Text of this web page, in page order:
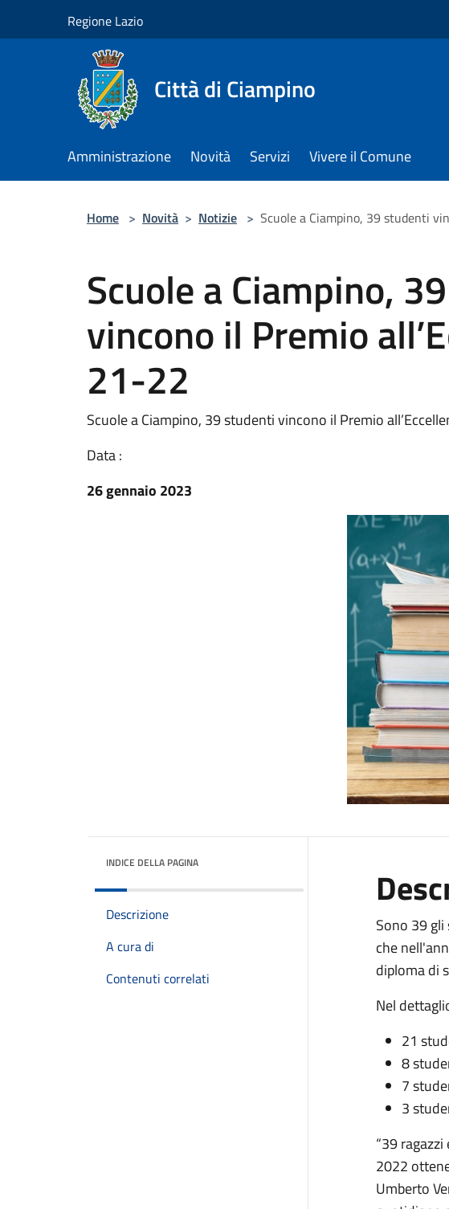
Regione Lazio
Città di Ciampino
Amministrazione Novità Servizi Vivere il Comune
Home > Novità > Notizie > Scuole a Ciampino, 39 studenti
Scuole a Ciampino,
vincono il Premio
21-22
Scuole a Ciampino, 39 studenti vincono il Premio
Data :
26 gennaio 2023
INDICE DELLA PAGINA
Descrizione
A cura di
Contenuti correlati
Sono 39
che
diploma di
Nel
21
8
7
3
“39
2022
Umberto